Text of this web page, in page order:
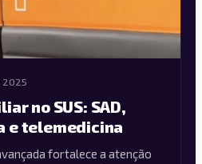
2025
no SUS: SAD,
e telemedicina
fortalece a atenção